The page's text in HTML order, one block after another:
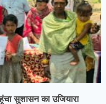
सुशासन का उजियारा